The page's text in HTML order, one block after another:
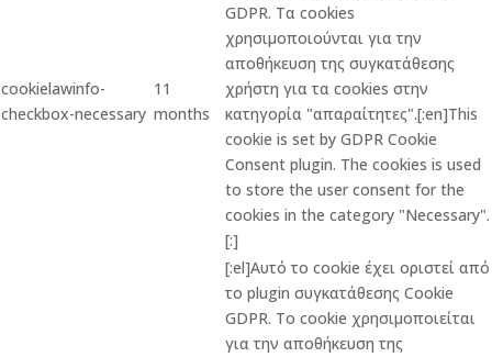
cookielawinfo-
checkbox-necessary
11
months
GDPR. Τα cookies
χρησιμοποιούνται για την
αποθήκευση της συγκατάθεσης
χρήστη για τα cookies στην
κατηγορία "απαραίτητες".[:en]This
cookie is set by GDPR Cookie
Consent plugin. The cookies is used
to store the user consent for the
cookies in the category "Necessary".
[:]
[:el]Αυτό το cookie έχει οριστεί από
το plugin συγκατάθεσης Cookie
GDPR. Το cookie χρησιμοποιείται
για την αποθήκευση της